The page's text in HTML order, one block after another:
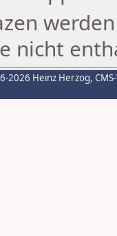
nicht
2026 Heinz Herzog,